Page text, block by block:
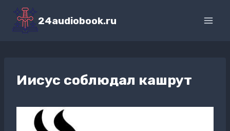
Перейти
содержимому
24audiobook.ru
Иисус соблюдал кашрут